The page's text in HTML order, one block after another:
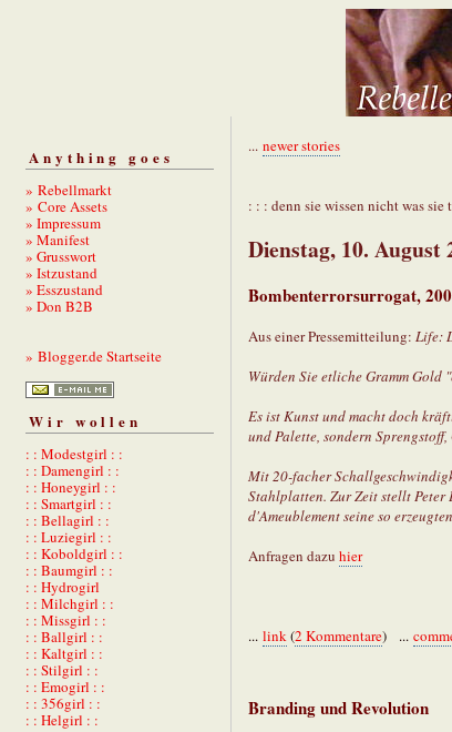
Anything goes
» Rebellmarkt
» Core Assets
» Impressum
» Manifest
» Grusswort
» Istzustand
» Esszustand
» Don B2B
» Blogger.de Startseite
Wir wollen
: : Modestgirl : :
: : Damengirl : :
: : Honeygirl : :
: : Smartgirl : :
: : Bellagirl : :
: : Luziegirl : :
: : Koboldgirl : :
: : Baumgirl : :
: : Hydrogirl
: : Milchgirl : :
: : Missgirl : :
: : Ballgirl : :
: : Kaltgirl : :
: : Stilgirl : :
: : Emogirl : :
: : 356girl : :
: : Helgirl : :
... newer stories
: : : denn sie wissen nicht was sie
Dienstag, 10. August
Bombenterrorsurrogat,
Aus einer Pressemitteilung: Life:
Würden Sie etliche Gramm
Es ist Kunst und macht doch
und Palette, sondern
Mit 20-facher
Stahlplatten. Zur Zeit stellt Peter
d'Ameublement seine so
Anfragen dazu hier
... link (2 Kommentare) ...
Branding und Revolution